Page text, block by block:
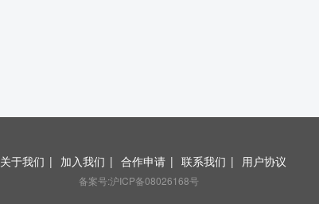
关于我们 | 加入我们 | 合作申请 | 联系我们 | 用户协议
备案号:沪ICP备08026168号